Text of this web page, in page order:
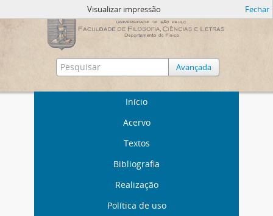
Avançada
Início
Acervo
Textos
Bibliografia
Realização
Política de uso
Visualizar impressão Fechar